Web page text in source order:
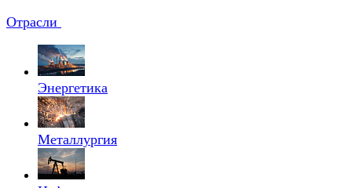
Отрасли
Энергетика
Металлургия